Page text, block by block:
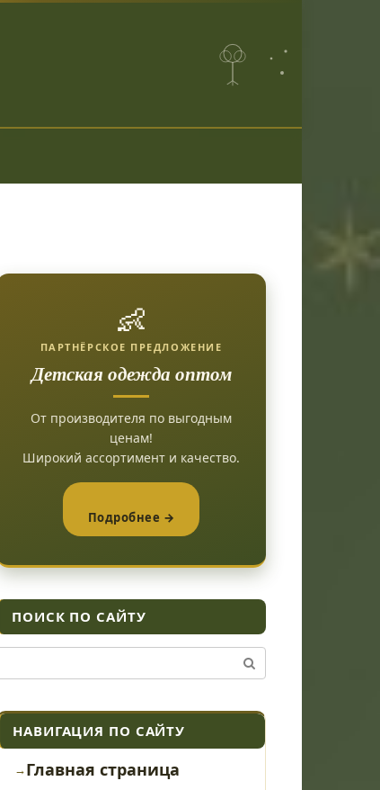
👶
ПАРТНЁРСКОЕ ПРЕДЛОЖЕНИЕ
Детская одежда оптом
От производителя по выгодным
ценам!
Широкий ассортимент и качество.
Подробнее →
ПОИСК ПО САЙТУ
НАВИГАЦИЯ ПО САЙТУ
Главная страница